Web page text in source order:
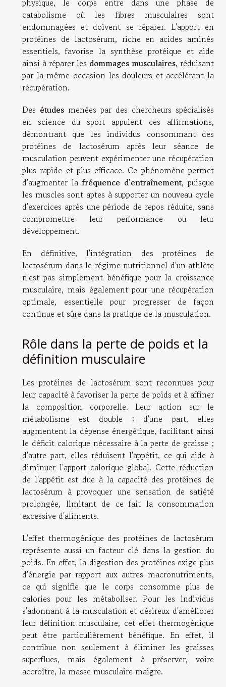
physique, le corps entre dans une phase de
catabolisme où les fibres musculaires sont
endommagées et doivent se réparer. L'apport en
protéines de lactosérum, riche en acides aminés
essentiels, favorise la synthèse protéique et aide
ainsi à réparer les dommages musculaires, réduisant
par la même occasion les douleurs et accélérant la
récupération.
Des études menées par des chercheurs spécialisés
en science du sport appuient ces affirmations,
démontrant que les individus consommant des
protéines de lactosérum après leur séance de
musculation peuvent expérimenter une récupération
plus rapide et plus efficace. Ce phénomène permet
d'augmenter lafréquence d'entraînement, puisque
les muscles sont aptes à supporter un nouveau cycle
d'exercices après une période de repos réduite, sans
compromettre leur performance ou leur
développement.
En définitive, l'intégration des protéines de
lactosérum dans le régime nutritionnel d'un athlète
n'est pas simplement bénéfique pour la croissance
musculaire, mais également pour une récupération
optimale, essentielle pour progresser de façon
continue et sûre dans la pratique de la musculation.
Rôle dans la perte de poids et la
définition musculaire
Les protéines de lactosérum sont reconnues pour
leur capacité à favoriser la perte de poids et à affiner
la composition corporelle. Leur action sur le
métabolisme est double : d'une part, elles
augmentent la dépense énergétique, facilitant ainsi
le déficit calorique nécessaire à la perte de graisse ;
d'autre part, elles réduisent l'appétit, ce qui aide à
diminuer l'apport calorique global. Cette réduction
de l'appétit est due à la capacité des protéines de
lactosérum à provoquer une sensation de satiété
prolongée, limitant de ce fait la consommation
excessive d'aliments.
L'effet thermogénique des protéines de lactosérum
représente aussi un facteur clé dans la gestion du
poids. En effet, la digestion des protéines exige plus
d'énergie par rapport aux autres macronutriments,
ce qui signifie que le corps consomme plus de
calories pour les métaboliser. Pour les individus
s'adonnant à la musculation et désireux d'améliorer
leur définition musculaire, cet effet thermogénique
peut être particulièrement bénéfique. En effet, il
contribue non seulement à éliminer les graisses
superflues, mais également à préserver, voire
accroître, la masse musculaire maigre.